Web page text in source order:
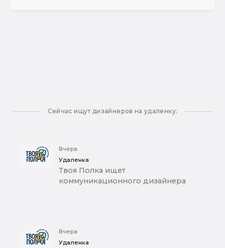
Сейчас ищут дизайнеров на удаленку:
Вчера
Удаленка
Твоя Полка ищет
коммуникационного дизайнера
Вчера
Удаленка